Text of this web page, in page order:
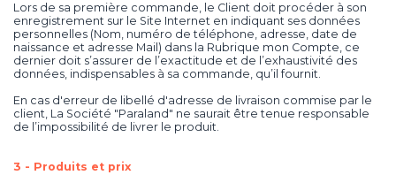
Lors de sa première commande, le Client doit procéder à son
enregistrement sur le Site Internet en indiquant ses données
personnelles (Nom, numéro de téléphone, adresse, date de
naissance et adresse Mail) dans la Rubrique mon Compte, ce
dernier doit s’assurer de l’exactitude et de l’exhaustivité des
données, indispensables à sa commande, qu’il fournit.
En cas d'erreur de libellé d'adresse de livraison commise par le
client, La Société "Paraland" ne saurait être tenue responsable
de l’impossibilité de livrer le produit.
3 - Produits et prix